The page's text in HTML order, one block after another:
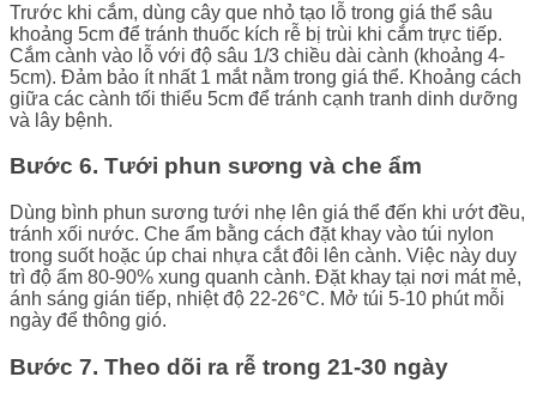
Trước khi cắm, dùng cây que nhỏ tạo lỗ trong giá thể sâu
khoảng 5cm để tránh thuốc kích rễ bị trùi khi cắm trực tiếp.
Cắm cành vào lỗ với độ sâu 1/3 chiều dài cành (khoảng 4-
5cm). Đảm bảo ít nhất 1 mắt nằm trong giá thể. Khoảng cách
giữa các cành tối thiểu 5cm để tránh cạnh tranh dinh dưỡng
và lây bệnh.
Bước 6. Tưới phun sương và che ẩm
Dùng bình phun sương tưới nhẹ lên giá thể đến khi ướt đều,
tránh xối nước. Che ẩm bằng cách đặt khay vào túi nylon
trong suốt hoặc úp chai nhựa cắt đôi lên cành. Việc này duy
trì độ ẩm 80-90% xung quanh cành. Đặt khay tại nơi mát mẻ,
ánh sáng gián tiếp, nhiệt độ 22-26°C. Mở túi 5-10 phút mỗi
ngày để thông gió.
Bước 7. Theo dõi ra rễ trong 21-30 ngày